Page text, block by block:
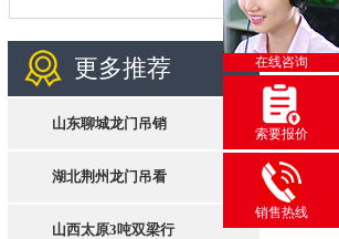
更多推荐
山东聊城龙门吊销
湖北荆州龙门吊看
山西太原3吨双梁行
在线咨询
索要报价
销售热线